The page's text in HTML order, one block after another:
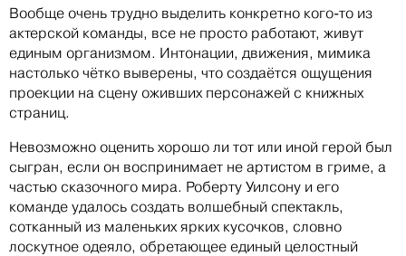
Вообще очень трудно выделить конкретно кого-то из
актерской команды, все не просто работают, живут
единым организмом. Интонации, движения, мимика
настолько чётко выверены, что создаётся ощущения
проекции на сцену оживших персонажей с книжных
страниц.
Невозможно оценить хорошо ли тот или иной герой был
сыгран, если он воспринимает не артистом в гриме, а
частью сказочного мира. Роберту Уилсону и его
команде удалось создать волшебный спектакль,
сотканный из маленьких ярких кусочков, словно
лоскутное одеяло, обретающее единый целостный